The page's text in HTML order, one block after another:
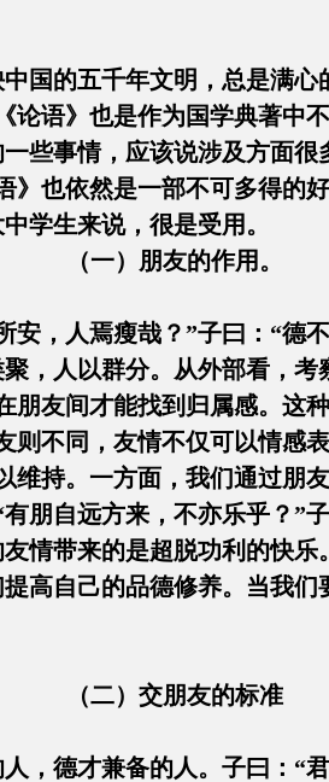
的五千年文明，总是满心
语》也是作为国学典著中不
事情，应该说涉及方面很
》也依然是一部不可多得的
学生来说，很是受用。
（一）朋友的作用。
，人焉瘦哉？”子曰：“德
人以群分。从外部看，考
朋友间才能找到归属感。这
则不同，友情不仅可以情感
维持。一方面，我们通过朋
朋自远方来，不亦乐乎？”
情带来的是超脱功利的快
高自己的品德修养。当我
（二）交朋友的标准
德才兼备的人。子曰：“